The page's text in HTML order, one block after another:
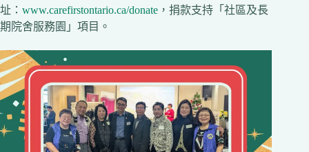
址： www.carefirstontario.ca/donate ，捐款支持「社區及長
期院舍服務園」項目。